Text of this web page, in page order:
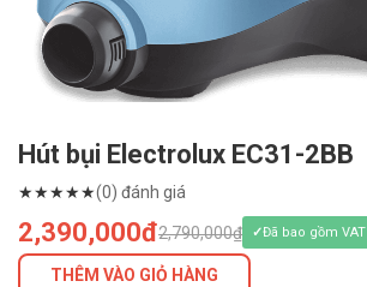
Hút bụi Electrolux EC31-2BB
★★★★★(0) đánh giá
2,390,000đ2,790,000₫ Đã bao gồm VAT
THÊM VÀO GIỎ HÀNG